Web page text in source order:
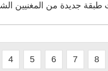
جديدة من المغنيين
4 5 6 7 8